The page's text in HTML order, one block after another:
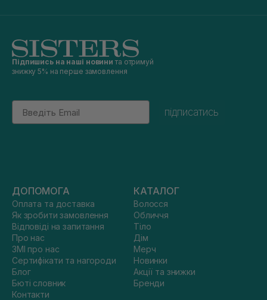
Підпишись на наші новини та отримуй
знижку 5% на перше замовлення
Email
підписатись
ДОПОМОГА
Оплата та доставка
Як зробити замовлення
Відповіді на запитання
Про нас
ЗМІ про нас
Сертифікати та нагороди
Блог
Бюті словник
Контакти
КАТАЛОГ
Волосся
Обличчя
Тіло
Дім
Мерч
Новинки
Акції та знижки
Бренди